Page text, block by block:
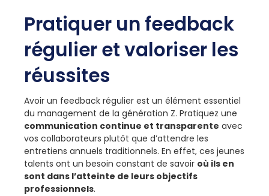
Pratiquer un feedback
régulier et valoriser les
réussites
Avoir un feedback régulier est un élément essentiel
du management de la génération Z. Pratiquez une
communication continue et transparente avec
vos collaborateurs plutôt que d’attendre les
entretiens annuels traditionnels. En effet, ces jeunes
talents ont un besoin constant de savoir où ils en
sont dans l’atteinte de leurs objectifs
professionnels.